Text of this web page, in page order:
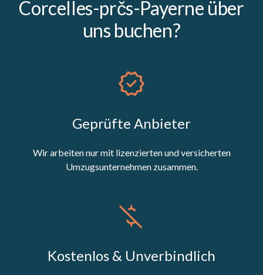
Corcelles-prčs-Payerne über
uns buchen?
Geprüfte Anbieter
Wir arbeiten nur mit lizenzierten und versicherten
Umzugsunternehmen zusammen.
Kostenlos & Unverbindlich